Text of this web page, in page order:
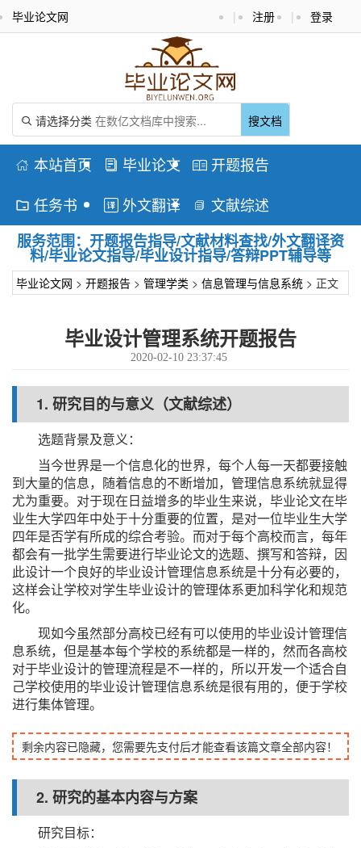
毕业论文网 登录
|
注册
|
 请选择分类 搜文档
 本站首页  毕业论文  开题报告
 任务书  外文翻译  文献综述
服务范围：开题报告指导/文献材料查找/外文翻译资
料/毕业论文指导/毕业设计指导/答辩PPT辅导等
毕业论文网 > 开题报告 > 管理学类 > 信息管理与信息系统 > 正文
毕业设计管理系统开题报告
2020-02-10 23:37:45
1. 研究目的与意义（文献综述）
选题背景及意义：
当今世界是一个信息化的世界，每个人每一天都要接触
到大量的信息，随着信息的不断增加，管理信息系统就显得
尤为重要。对于现在日益增多的毕业生来说，毕业论文在毕
业生大学四年中处于十分重要的位置，是对一位毕业生大学
四年是否学有所成的综合考验。而对于每个高校而言，每年
都会有一批学生需要进行毕业论文的选题、撰写和答辩，因
此设计一个良好的毕业设计管理信息系统是十分有必要的，
这样会让学校对学生毕业设计的管理体系更加科学化和规范
化。
现如今虽然部分高校已经有可以使用的毕业设计管理信
息系统，但是基本每个学校的系统都是一样的，然而各高校
对于毕业设计的管理流程是不一样的，所以开发一个适合自
己学校使用的毕业设计管理信息系统是很有用的，便于学校
进行集体管理。
剩余内容已隐藏，您需要先支付后才能查看该篇文章全部内容！
2. 研究的基本内容与方案
研究目标：